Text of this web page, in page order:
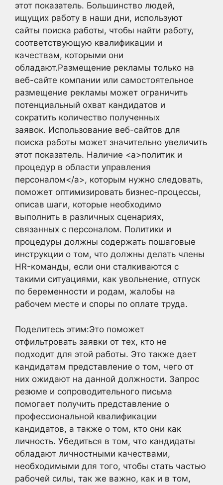
этот показатель. Большинство людей,
ищущих работу в наши дни, используют
сайты поиска работы, чтобы найти работу,
соответствующую квалификации и
качествам, которыми они
обладают.Размещение рекламы только на
веб-сайте компании или самостоятельное
размещение рекламы может ограничить
потенциальный охват кандидатов и
сократить количество полученных
заявок. Использование веб-сайтов для
поиска работы может значительно увеличить
этот показатель. Наличие <a>политик и
процедур в области управления
персоналом</a>, которым нужно следовать,
поможет оптимизировать бизнес-процессы,
описав шаги, которые необходимо
выполнить в различных сценариях,
связанных с персоналом. Политики и
процедуры должны содержать пошаговые
инструкции о том, что должны делать члены
HR-команды, если они сталкиваются с
такими ситуациями, как увольнение, отпуск
по беременности и родам, жалобы на
рабочем месте и споры по оплате труда.
Поделитесь этим:Это поможет
отфильтровать заявки от тех, кто не
подходит для этой работы. Это также дает
кандидатам представление о том, чего от
них ожидают на данной должности. Запрос
резюме и сопроводительного письма
помогает получить представление о
профессиональной квалификации
кандидатов, а также о том, кто они как
личность. Убедиться в том, что кандидаты
обладают личностными качествами,
необходимыми для того, чтобы стать частью
рабочей силы, так же важно, как и в том,